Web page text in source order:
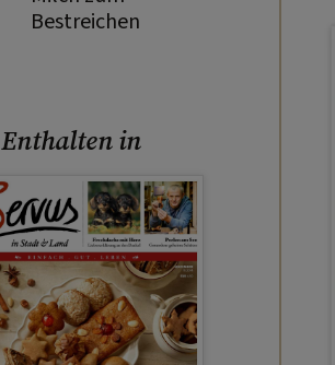
Bestreichen
Enthalten in